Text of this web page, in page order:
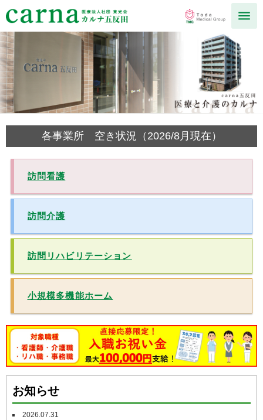
各事業所 空き状況（2026/8月現在）
訪問看護
訪問介護
訪問リハビリテーション
小規模多機能ホーム
お知らせ
2026.07.31